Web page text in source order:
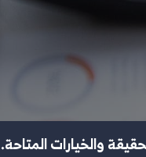
والخيارات المتاحة.